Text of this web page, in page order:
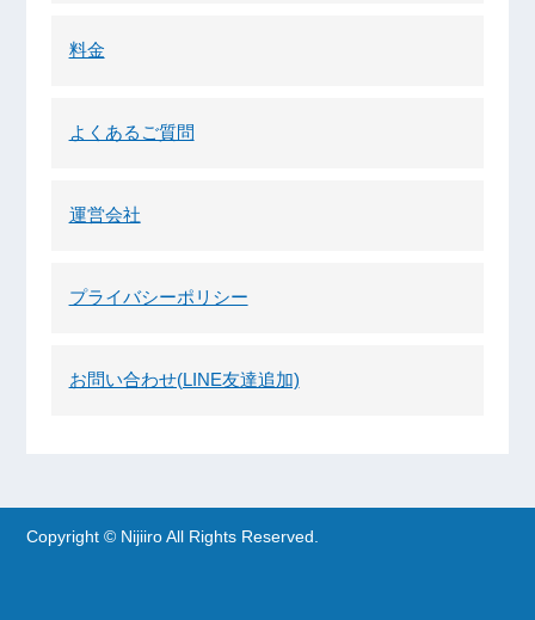
料金
よくあるご質問
運営会社
プライバシーポリシー
お問い合わせ(LINE友達追加)
Copyright © Nijiiro All Rights Reserved.